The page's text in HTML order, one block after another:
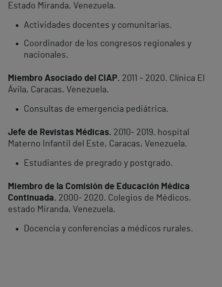
Estado Miranda, Venezuela.
Actividades docentes y comunitarias.
Coordinador de los congresos regionales y
nacionales.
Miembro Asociado del CIAP. 2011 – 2020. Clínica El
Ávila, Caracas, Venezuela.
Consultas de emergencia pediátrica.
Jefe de Revistas Médicas. 2010- 2019. hospital
Materno Infantil del Este, Caracas, Venezuela.
Estudiantes de pregrado y postgrado.
Miembro de la Comisión de Educación Médica
Continuada. 2000- 2020. Colegios de Médicos,
estado Miranda, Venezuela.
Docencia y conferencias a médicos rurales.